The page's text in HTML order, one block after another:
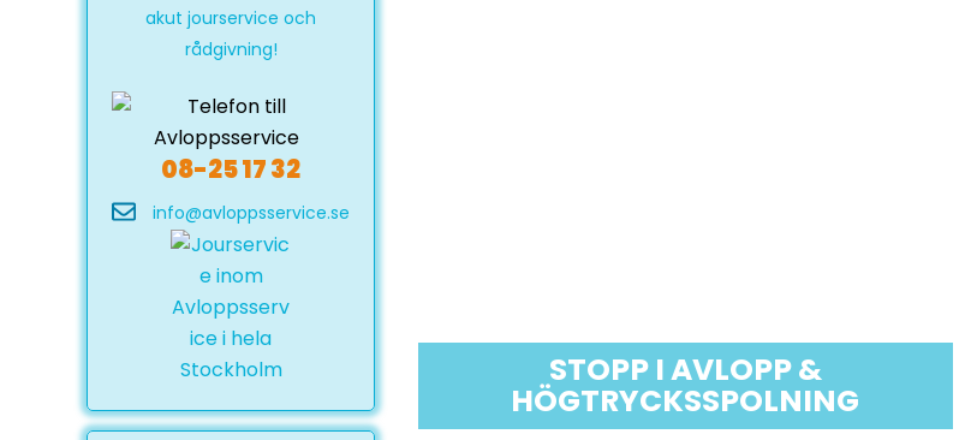
akut jourservice och
rådgivning!
08-25 17 32
info@avloppsservice.se
STOPP I AVLOPP &
HÖGTRYCKSSPOLNING